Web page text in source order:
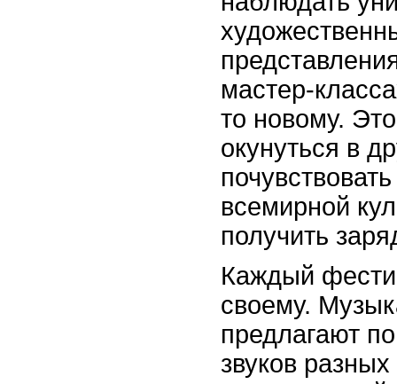
мастер-
то новому.
окунуться в
всемирной
получить
Каждый
своему.
предлагают
звуков